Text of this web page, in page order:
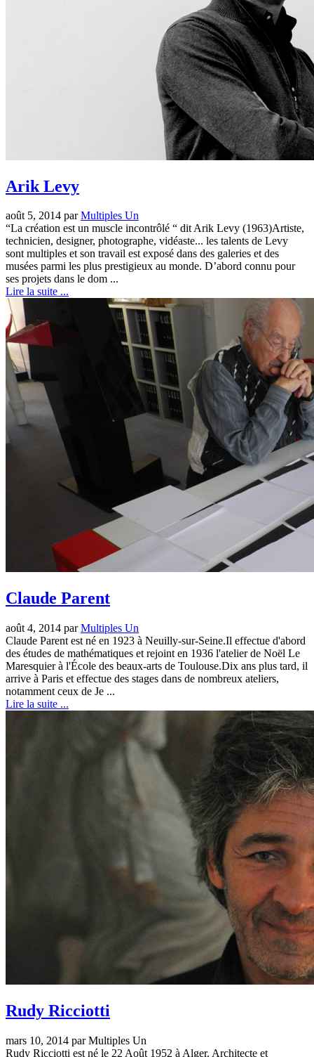
Arik Levy
août 5, 2014 parMultiples Un
“La création est un muscle incontrôlé “ dit Arik Levy (1963)Artiste,
technicien, designer, photographe, vidéaste... les talents de Levy
sont multiples et son travail est exposé dans des galeries et des
musées parmi les plus prestigieux au monde. D’abord connu pour
ses projets dans le dom ...
Lire la suite ...
Claude Parent
août 4, 2014 parMultiples Un
Claude Parent est né en 1923 à Neuilly-sur-Seine.Il effectue d'abord
des études de mathématiques et rejoint en 1936 l'atelier de Noël Le
Maresquier à l'École des beaux-arts de Toulouse.Dix ans plus tard, il
arrive à Paris et effectue des stages dans de nombreux ateliers,
notamment ceux de Je ...
Lire la suite ...
Rudy Ricciotti
mars 10, 2014 par Multiples Un
Rudy Ricciotti est né le 22 Août 1952 à Alger. Architecte et